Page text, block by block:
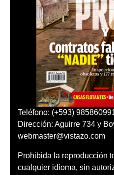
Teléfono: (+593)
Dirección: Aguirre 734 y
webmaster@vistazo.com
Prohibida la reproducción
cualquier idioma, sin